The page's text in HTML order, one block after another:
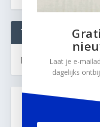
TWEETS
[custom-twitter-feeds]
Laat je e-
dagelijks